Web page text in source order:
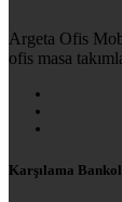
Argeta Ofis
ofis masa
Karşılama